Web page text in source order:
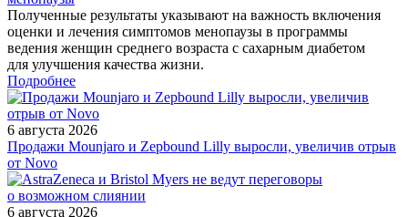
Полученные результаты указывают на важность включения
оценки и лечения симптомов менопаузы в программы
ведения женщин среднего возраста с сахарным диабетом
для улучшения качества жизни.
Подробнее
6 августа 2026
Продажи Mounjaro и Zepbound Lilly выросли, увеличив отрыв
от Novo
6 августа 2026